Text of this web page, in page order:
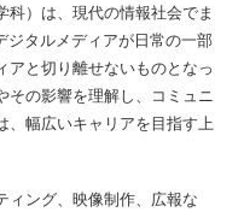
科）は、現代の情報社会でま
ジタルメディアが日常の一部
アと切り離せないものとなっ
その影響を理解し、コミュニ
、幅広いキャリアを目指す上
ィング、映像制作、広報な